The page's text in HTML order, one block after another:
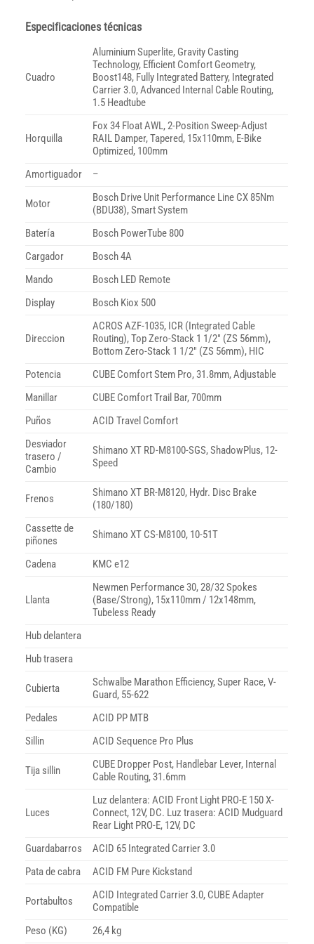
Especificaciones técnicas
Cuadro
Aluminium Superlite, Gravity Casting
Technology, Efficient Comfort Geometry,
Boost148, Fully Integrated Battery, Integrated
Carrier 3.0, Advanced Internal Cable Routing,
1.5 Headtube
Horquilla
Fox 34 Float AWL, 2-Position Sweep-Adjust
RAIL Damper, Tapered, 15x110mm, E-Bike
Optimized, 100mm
Amortiguador
–
Motor
Bosch Drive Unit Performance Line CX 85Nm
(BDU38), Smart System
Batería
Bosch PowerTube 800
Cargador
Bosch 4A
Mando
Bosch LED Remote
Display
Bosch Kiox 500
Direccion
ACROS AZF-1035, ICR (Integrated Cable
Routing), Top Zero-Stack 1 1/2″ (ZS 56mm),
Bottom Zero-Stack 1 1/2″ (ZS 56mm), HIC
Potencia
CUBE Comfort Stem Pro, 31.8mm, Adjustable
Manillar
CUBE Comfort Trail Bar, 700mm
Puños
ACID Travel Comfort
Desviador
trasero /
Cambio
Shimano XT RD-M8100-SGS, ShadowPlus, 12-
Speed
Frenos
Shimano XT BR-M8120, Hydr. Disc Brake
(180/180)
Cassette de
piñones
Shimano XT CS-M8100, 10-51T
Cadena KMC e12
Llanta
Newmen Performance 30, 28/32 Spokes
(Base/Strong), 15x110mm / 12x148mm,
Tubeless Ready
Hub delantera
Hub trasera
Cubierta
Schwalbe Marathon Efficiency, Super Race, V-
Guard, 55-622
Pedales
ACID PP MTB
Sillin
ACID Sequence Pro Plus
Tija sillin
CUBE Dropper Post, Handlebar Lever, Internal
Cable Routing, 31.6mm
Luces
Luz delantera: ACID Front Light PRO-E 150 X-
Connect, 12V, DC. Luz trasera: ACID Mudguard
Rear Light PRO-E, 12V, DC
Guardabarros
ACID 65 Integrated Carrier 3.0
Pata de cabra
ACID FM Pure Kickstand
Portabultos
ACID Integrated Carrier 3.0, CUBE Adapter
Compatible
Peso (KG)
26,4 kg